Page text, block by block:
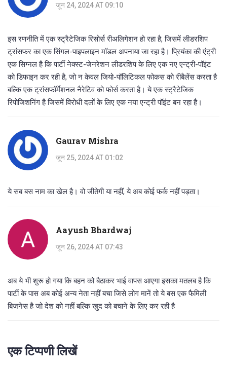
जून 24, 2024 AT 09:10
इस रणनीति में एक स्ट्रैटेजिक रिसोर्स रीअलिगेशन हो रहा है, जिसमें लीडरशिप
ट्रांसफर का एक सिंगल-पाइपलाइन मॉडल अपनाया जा रहा है। प्रियंका की एंट्री
एक सिग्नल है कि पार्टी नेक्स्ट-जेनरेशन लीडरशिप के लिए एक नए एन्ट्री-पॉइंट
को डिफाइन कर रही है, जो न केवल जियो-पॉलिटिकल फोकस को रीबैलेंस करता है
बल्कि एक ट्रांसफॉर्मेशनल नैरेटिव को फोर्स करता है। ये एक स्ट्रैटेजिक
रिपोजिशनिंग है जिसमें विरोधी दलों के लिए एक नया एन्ट्री पॉइंट बन रहा है।
Gaurav Mishra
जून 25, 2024 AT 01:02
ये सब बस नाम का खेल है। वो जीतेगी या नहीं, ये अब कोई फर्क नहीं पड़ता।
Aayush Bhardwaj
जून 26, 2024 AT 07:43
अब ये भी शुरू हो गया कि बहन को बैठाकर भाई वापस आएगा इसका मतलब है कि
पार्टी के पास अब कोई अन्य नेता नहीं बचा जिसे लोग मानें तो ये बस एक फैमिली
बिजनेस है जो देश को नहीं बल्कि खुद को बचाने के लिए कर रही है
एक टिप्पणी लिखें